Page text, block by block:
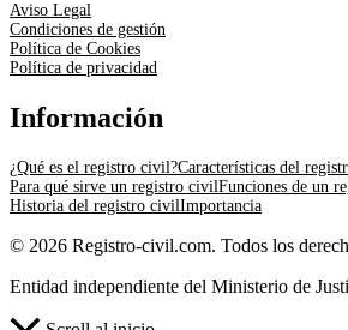
Aviso Legal
Condiciones de gestión
Política de Cookies
Política de privacidad
Información
¿Qué es el registro civil?Características del
Para qué sirve un registro civilFunciones de un
Historia del registro civilImportancia
© 2026 Registro-civil.com. Todos los
Entidad independiente del Ministerio de